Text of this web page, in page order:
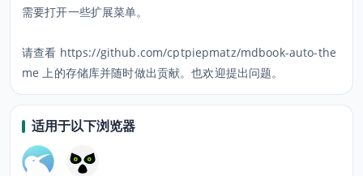
需要打开一些扩展菜单。
请查看 https://github.com/cptpiepmatz/mdbook-auto-the
me 上的存储库并随时做出贡献。也欢迎提出问题。
适用于以下浏览器